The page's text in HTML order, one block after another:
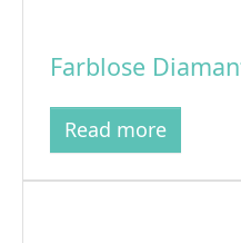
Farblose
Read more